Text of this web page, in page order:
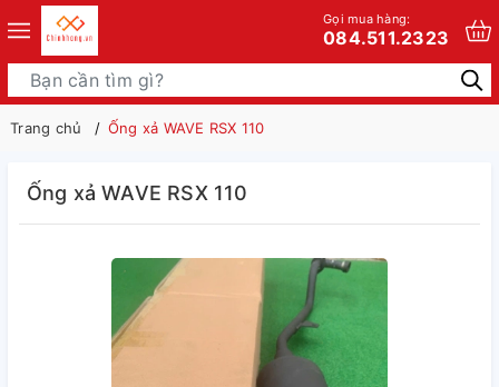
Gọi mua hàng:
084.511.2323
Trang chủ Ống xả WAVE RSX 110
Ống xả WAVE RSX 110